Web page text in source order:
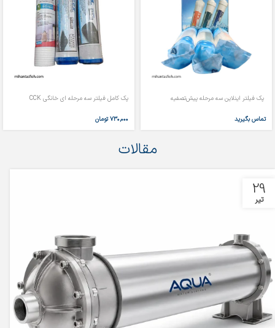
پک فیلتر اینلاین سه مرحله پیش‌تصفیه
تماس بگیرید
پک کامل فیلتر سه مرحله ای خانگی CCK
۷۳۰,۰۰۰ تومان
مقالات
29
تیر